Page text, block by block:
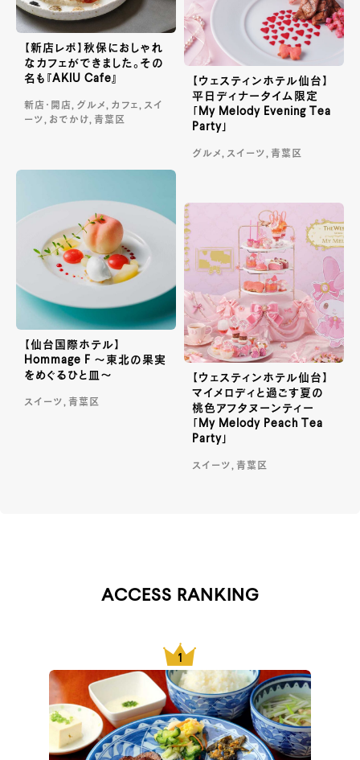
【新店レポ】秋保におしゃれ
なカフェができました。その
名も『AKIU Cafe』
新店・開店, グルメ, カフェ, スイ
ーツ, おでかけ, 青葉区
【ウェスティンホテル仙台】
平日ディナータイム限定
「My Melody Evening Tea
Party」
グルメ, スイーツ, 青葉区
【仙台国際ホテル】
Hommage F ～東北の果実
をめぐるひと皿～
スイーツ, 青葉区
【ウェスティンホテル仙台】
マイメロディと過ごす夏の
桃色アフタヌーンティー
「My Melody Peach Tea
Party」
スイーツ, 青葉区
ACCESS RANKING